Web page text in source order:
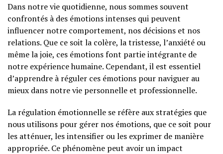
Dans notre vie quotidienne, nous sommes souvent
confrontés à des émotions intenses qui peuvent
influencer notre comportement, nos décisions et nos
relations. Que ce soit la colère, la tristesse, l’anxiété ou
même la joie, ces émotions font partie intégrante de
notre expérience humaine. Cependant, il est essentiel
d’apprendre à réguler ces émotions pour naviguer au
mieux dans notre vie personnelle et professionnelle.
La régulation émotionnelle se réfère aux stratégies que
nous utilisons pour gérer nos émotions, que ce soit pour
les atténuer, les intensifier ou les exprimer de manière
appropriée. Ce phénomène peut avoir un impact